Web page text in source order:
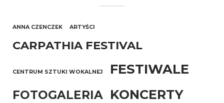
ANNA CZENCZEK ARTYŚCI
CARPATHIA FESTIVAL
CENTRUM SZTUKI WOKALNEJ FESTIWALE
FOTOGALERIA KONCERTY